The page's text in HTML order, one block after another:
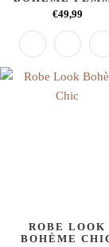
€49,99
ROBE LOOK
BOHÈME